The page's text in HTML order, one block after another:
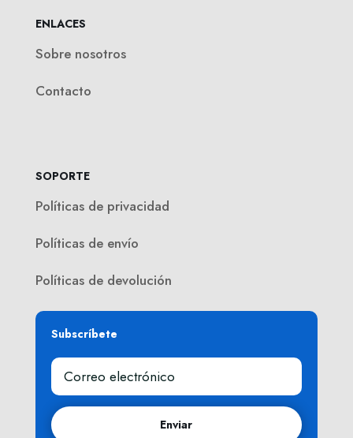
ENLACES
Sobre nosotros
Contacto
SOPORTE
Políticas de privacidad
Políticas de envío
Políticas de devolución
Subscríbete
Enviar